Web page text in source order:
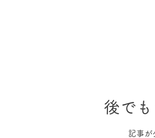
後で
記事が